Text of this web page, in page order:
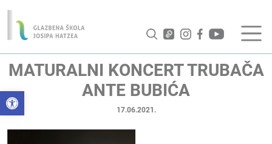
Open toolbar
MATURALNI KONCERT TRUBAČA
ANTE BUBIĆA
17.06.2021.